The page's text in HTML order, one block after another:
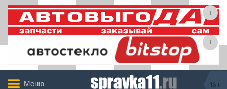
Меню 16+